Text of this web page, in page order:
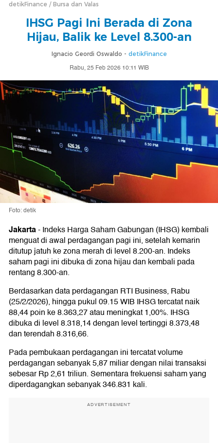
detikFinance Bursa dan Valas
IHSG Pagi Ini Berada di Zona
Hijau, Balik ke Level 8.300-an
Ignacio Geordi Oswaldo - detikFinance
Rabu, 25 Feb 2026 10:11 WIB
Foto: detik
Jakarta-Indeks Harga Saham Gabungan (IHSG) kembali
menguat di awal perdagangan pagi ini, setelah kemarin
ditutup jatuh ke zona merah di level 8.200-an. Indeks
saham pagi ini dibuka di zona hijau dan kembali pada
rentang 8.300-an.
Berdasarkan data perdagangan RTI Business, Rabu
(25/2/2026), hingga pukul 09.15 WIB IHSG tercatat naik
88,44 poin ke 8.363,27 atau meningkat 1,00%. IHSG
dibuka di level 8.318,14 dengan level tertinggi 8.373,48
dan terendah 8.316,66.
Pada pembukaan perdagangan ini tercatat volume
perdagangan sebanyak 5,87 miliar dengan nilai transaksi
sebesar Rp 2,61 triliun. Sementara frekuensi saham yang
diperdagangkan sebanyak 346.831 kali.
ADVERTISEMENT